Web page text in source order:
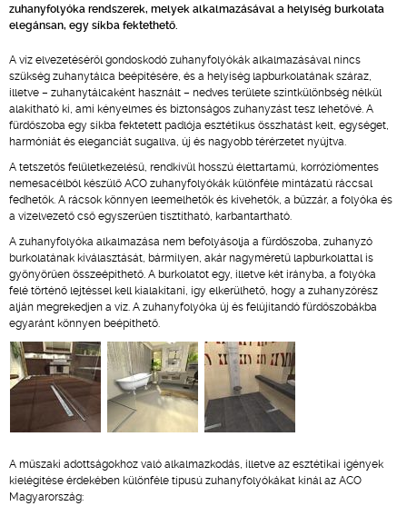
zuhanyfolyóka rendszerek, melyek alkalmazásával a helyiség burkolata
elegánsan, egy síkba fektethető.
A víz elvezetéséről gondoskodó zuhanyfolyókák alkalmazásával nincs
szükség zuhanytálca beépítésére, és a helyiség lapburkolatának száraz,
illetve – zuhanytálcaként használt – nedves területe szintkülönbség nélkül
alakítható ki, ami kényelmes és biztonságos zuhanyzást tesz lehetővé. A
fürdőszoba egy síkba fektetett padlója esztétikus összhatást kelt, egységet,
harmóniát és eleganciát sugallva, új és nagyobb térérzetet nyújtva.
A tetszetős felületkezelésű, rendkívül hosszú élettartamú, korróziómentes
nemesacélból készülő ACO zuhanyfolyókák különféle mintázatú ráccsal
fedhetők. A rácsok könnyen leemelhetők és kivehetők, a bűzzár, a folyóka és
a vízelvezető cső egyszerűen tisztítható, karbantartható.
A zuhanyfolyóka alkalmazása nem befolyásolja a fürdőszoba, zuhanyzó
burkolatának kiválasztását, bármilyen, akár nagyméretű lapburkolattal is
gyönyörűen összeépíthető. A burkolatot egy, illetve két irányba, a folyóka
felé történő lejtéssel kell kialakítani, így elkerülhető, hogy a zuhanyzórész
alján megrekedjen a víz. A zuhanyfolyóka új és felújítandó fürdőszobákba
egyaránt könnyen beépíthető.
A műszaki adottságokhoz való alkalmazkodás, illetve az esztétikai igények
kielégítése érdekében különféle típusú zuhanyfolyókákat kínál az ACO
Magyarország: